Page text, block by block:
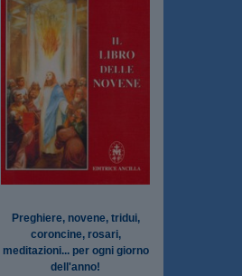
Preghiere, novene, tridui,
coroncine, rosari,
meditazioni... per ogni giorno
dell'anno!